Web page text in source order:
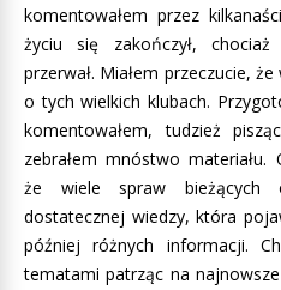
komentowałem przez
życiu się zakończył,
przerwał. Miałem przeczucie,
o tych wielkich klubach.
komentowałem, tudzież
zebrałem mnóstwo materiału.
że wiele spraw bieżących
dostatecznej wiedzy, która
później różnych informacji.
tematami patrząc na